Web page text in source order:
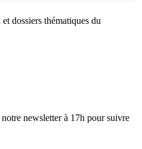
dossiers thématiques du
newsletter à 17h pour suivre